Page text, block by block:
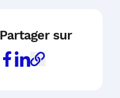
Partager sur